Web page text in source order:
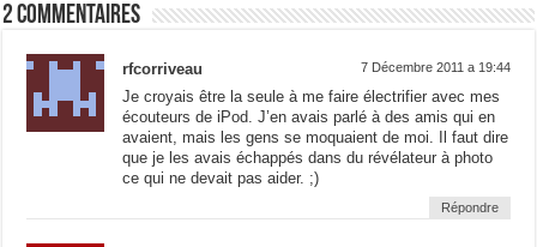
2 commentaires
rfcorriveau 7 Décembre 2011 a 19:44
Je croyais être la seule à me faire électrifier avec mes
écouteurs de iPod. J’en avais parlé à des amis qui en
avaient, mais les gens se moquaient de moi. Il faut dire
que je les avais échappés dans du révélateur à photo
ce qui ne devait pas aider. ;)
Répondre